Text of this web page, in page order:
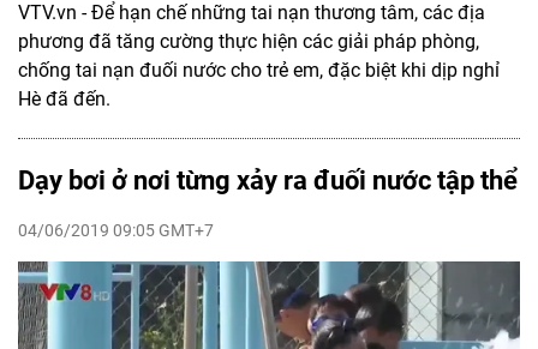
VTV.vn - Để hạn chế những tai nạn thương tâm, các địa
phương đã tăng cường thực hiện các giải pháp phòng,
chống tai nạn đuối nước cho trẻ em, đặc biệt khi dịp nghỉ
Hè đã đến.
Dạy bơi ở nơi từng xảy ra đuối nước tập thể
04/06/2019 09:05 GMT+7